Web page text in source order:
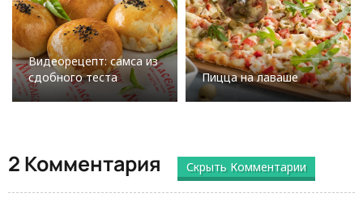
Видеорецепт: самса из
сдобного теста
Пицца на лаваше
2 Комментария Скрыть Комментарии